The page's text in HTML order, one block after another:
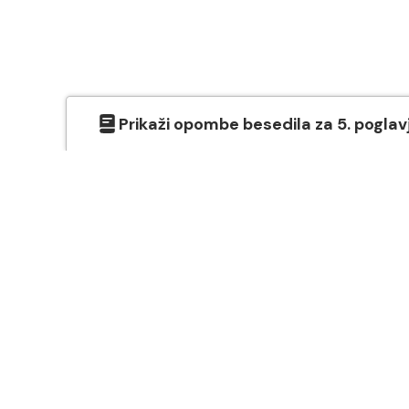
Prikaži opombe besedila za 5.